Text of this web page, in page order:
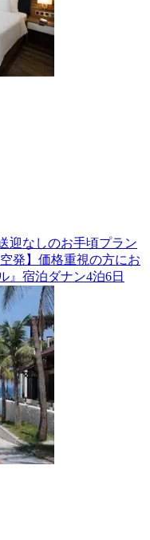
迎なしのお手頃プラン
発】価格重視の方にお
』宿泊ダナン4泊6日